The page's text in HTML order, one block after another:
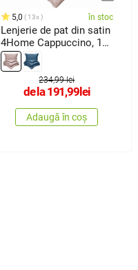
5,0 13x în stoc
Lenjerie de pat din satin
4Home Cappuccino, 140
x
234,99 lei
de la191,99 lei
Adaugă în coș